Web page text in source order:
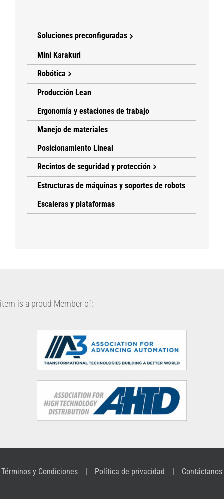
Soluciones preconfiguradas
Mini Karakuri
Robótica
Producción Lean
Ergonomía y estaciones de trabajo
Manejo de materiales
Posicionamiento Lineal
Recintos de seguridad y protección
Estructuras de máquinas y soportes de robots
Escaleras y plataformas
item is a proud Member of:
Términos y Condiciones Política de privacidad Contáctanos